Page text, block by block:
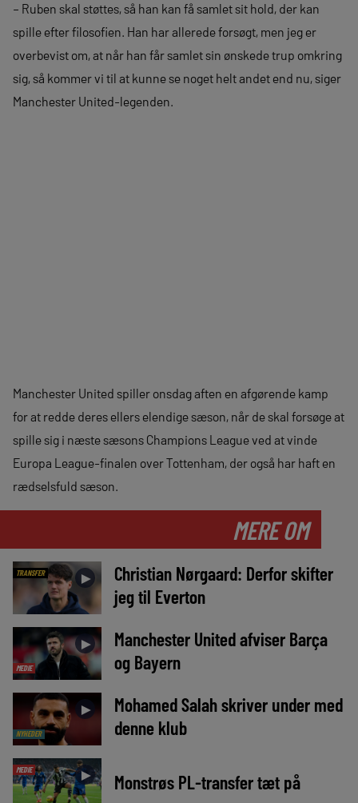
– Ruben skal støttes, så han kan få samlet sit hold, der kan
spille efter filosofien. Han har allerede forsøgt, men jeg er
overbevist om, at når han får samlet sin ønskede trup omkring
sig, så kommer vi til at kunne se noget helt andet end nu, siger
Manchester United-legenden.
Manchester United spiller onsdag aften en afgørende kamp
for at redde deres ellers elendige sæson, når de skal forsøge at
spille sig i næste sæsons Champions League ved at vinde
Europa League-finalen over Tottenham, der også har haft en
rædselsfuld sæson.
MERE OM
TRANSFER ►
Christian Nørgaard: Derfor skifter
jeg til Everton
MEDIE
►
Manchester United afviser Barça
og Bayern
NYHEDER
►
Mohamed Salah skriver under med
denne klub
MEDIE ► Monstrøs PL-transfer tæt på